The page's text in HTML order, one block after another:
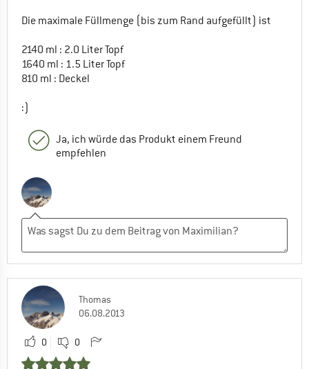
Die maximale Füllmenge (bis zum Rand aufgefüllt) ist
2140 ml : 2.0 Liter Topf
1640 ml : 1.5 Liter Topf
810 ml : Deckel
:)
Ja, ich würde das Produkt einem Freund
empfehlen
Thomas
06.08.2013
0 0